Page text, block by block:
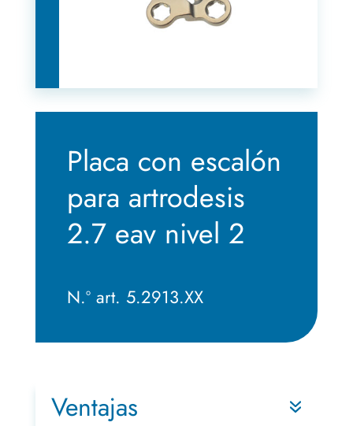
Placa con escalón
para artrodesis
2.7 eav nivel 2
N.º art. 5.2913.XX
Ventajas